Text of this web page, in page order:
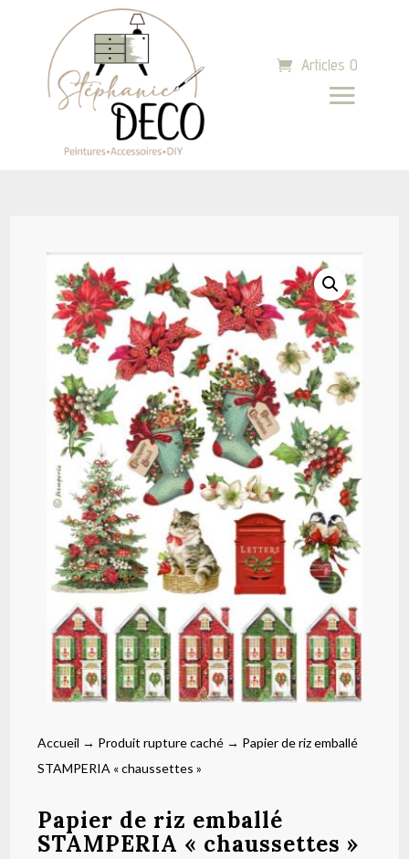
Articles 0
Accueil → Produit rupture caché → Papier de riz emballé
STAMPERIA « chaussettes »
Papier de riz emballé
STAMPERIA « chaussettes »